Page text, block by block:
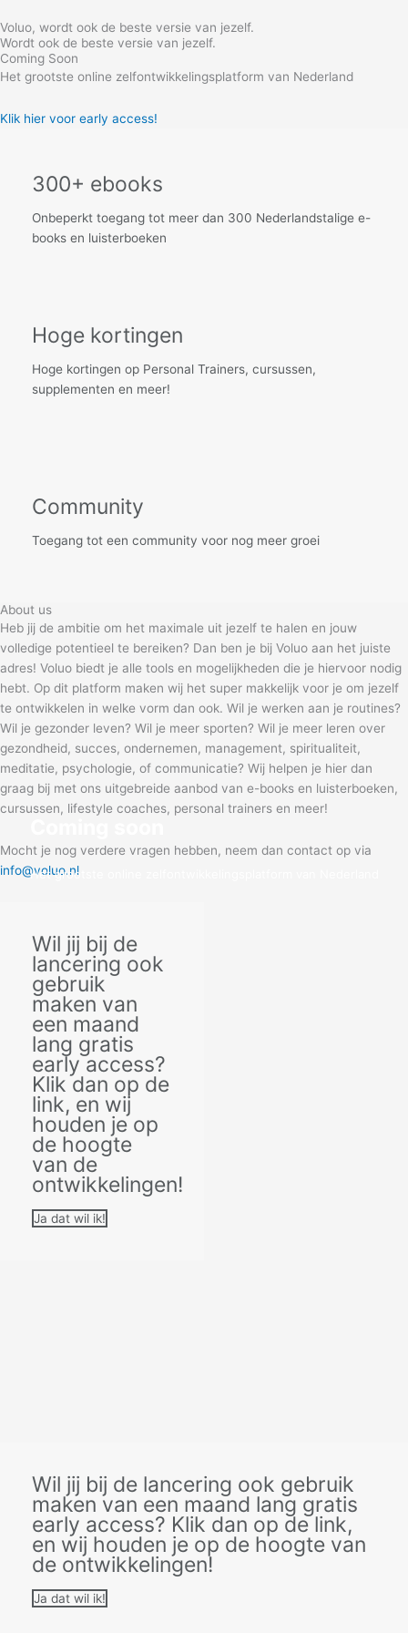
to
content
Voluo, wordt ook de beste versie van jezelf.
Wordt ook de beste versie van jezelf.
Coming Soon
Het grootste online zelfontwikkelingsplatform van Nederland
Klik hier voor early access!
Het grootste online zelfontwikkelingsplatform van Nederland
300+ ebooks
Onbeperkt toegang tot meer dan 300 Nederlandstalige e-
books en luisterboeken
Hoge kortingen
Hoge kortingen op Personal Trainers, cursussen,
supplementen en meer!
Community
Toegang tot een community voor nog meer groei
About us
Heb jij de ambitie om het maximale uit jezelf te halen en jouw
volledige potentieel te bereiken? Dan ben je bij Voluo aan het juiste
adres! Voluo biedt je alle tools en mogelijkheden die je hiervoor nodig
hebt. Op dit platform maken wij het super makkelijk voor je om jezelf
te ontwikkelen in welke vorm dan ook. Wil je werken aan je routines?
Wil je gezonder leven? Wil je meer sporten? Wil je meer leren over
gezondheid, succes, ondernemen, management, spiritualiteit,
meditatie, psychologie, of communicatie? Wij helpen je hier dan
graag bij met ons uitgebreide aanbod van e-books en luisterboeken,
cursussen, lifestyle coaches, personal trainers en meer!
Mocht je nog verdere vragen hebben, neem dan contact op via
info@voluo.nl
Wil jij bij de
lancering ook
gebruik
maken van
een maand
lang gratis
early access?
Klik dan op de
link, en wij
houden je op
de hoogte
van de
ontwikkelingen!
Ja dat wil ik!
Wil jij bij de lancering ook gebruik
maken van een maand lang gratis
early access? Klik dan op de link,
en wij houden je op de hoogte van
de ontwikkelingen!
Ja dat wil ik!